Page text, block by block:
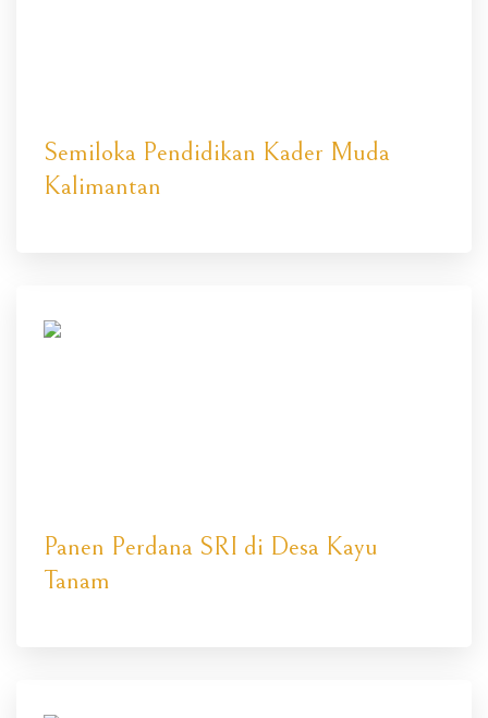
Semiloka Pendidikan Kader Muda
Kalimantan
Panen Perdana SRI di Desa Kayu
Tanam